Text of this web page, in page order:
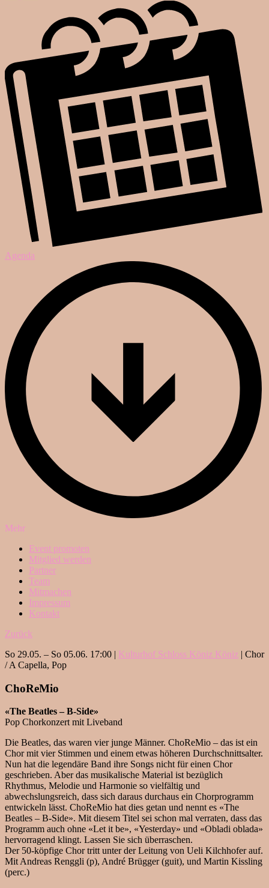
Agenda
Mehr
Event promoten
Mitglied werden
Partner
Team
Mitmachen
Impressum
Kontakt
Zurück
So 29.05. – So 05.06. 17:00 | Kulturhof Schloss Köniz Köniz | Chor
/ A Capella, Pop
ChoReMio
«The Beatles – B-Side»
Pop Chorkonzert mit Liveband
Die Beatles, das waren vier junge Männer. ChoReMio – das ist ein
Chor mit vier Stimmen und einem etwas höheren Durchschnittsalter.
Nun hat die legendäre Band ihre Songs nicht für einen Chor
geschrieben. Aber das musikalische Material ist bezüglich
Rhythmus, Melodie und Harmonie so vielfältig und
abwechslungsreich, dass sich daraus durchaus ein Chorprogramm
entwickeln lässt. ChoReMio hat dies getan und nennt es «The
Beatles – B-Side». Mit diesem Titel sei schon mal verraten, dass das
Programm auch ohne «Let it be», «Yesterday» und «Obladi oblada»
hervorragend klingt. Lassen Sie sich überraschen.
Der 50-köpfige Chor tritt unter der Leitung von Ueli Kilchhofer auf.
Mit Andreas Renggli (p), André Brügger (guit), und Martin Kissling
(perc.)